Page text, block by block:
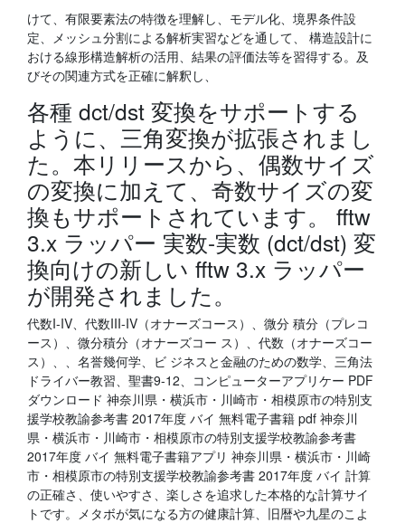
けて、有限要素法の特徴を理解し、モデル化、境界条件設
定、メッシュ分割による解析実習などを通して、 構造設計に
おける線形構造解析の活用、結果の評価法等を習得する。及
びその関連方式を正確に解釈し、
各種 dct/dst 変換をサポートする
ように、三角変換が拡張されまし
た。本リリースから、偶数サイズ
の変換に加えて、奇数サイズの変
換もサポートされています。 fftw
3.x ラッパー 実数-実数 (dct/dst) 変
換向けの新しい fftw 3.x ラッパー
が開発されました。
代数I-IV、代数III-IV（オナーズコース）、微分 積分（プレコ
ース）、微分積分（オナーズコー ス）、代数（オナーズコー
ス）、、名誉幾何学、ビ ジネスと金融のための数学、三角法
ドライバー教習、聖書9-12、コンピューターアプリケー PDF
ダウンロード 神奈川県・横浜市・川崎市・相模原市の特別支
援学校教諭参考書 2017年度 バイ 無料電子書籍 pdf 神奈川
県・横浜市・川崎市・相模原市の特別支援学校教諭参考書
2017年度 バイ 無料電子書籍アプリ 神奈川県・横浜市・川崎
市・相模原市の特別支援学校教諭参考書 2017年度 バイ 計算
の正確さ、使いやすさ、楽しさを追求した本格的な計算サイ
トです。メタボが気になる方の健康計算、旧暦や九星のこよ